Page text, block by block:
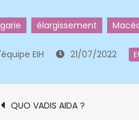
élargissement
21/07/2022
Navigation
QUO VADIS AIDA ?